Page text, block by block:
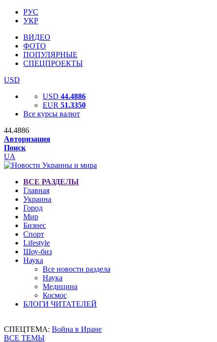
РУС
УКР
ВИДЕО
ФОТО
ПОПУЛЯРНЫЕ
СПЕЦПРОЕКТЫ
USD
USD 44.4886
EUR 51.3350
Все курсы валют
44.4886
Авторизация
Поиск
UA
ВСЕ РАЗДЕЛЫ
Главная
Украина
Город
Мир
Бизнес
Спорт
Lifestyle
Шоу-биз
Наука
Все новости раздела
Наука
Медицина
Космос
БЛОГИ ЧИТАТЕЛЕЙ
СПЕЦТЕМА: Война в Иране
ВСЕ ТЕМЫ